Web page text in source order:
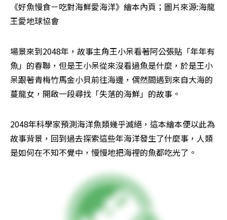
《好魚慢食－吃對海鮮愛海洋》繪本內頁；圖片來源:海龍
王愛地球協會
場景來到2048年，故事主角王小呆看著阿公張貼「年年有
魚」的春聯，但是王小呆從來沒看過魚是什麼，於是王小
呆跟著青梅竹馬金小貝前往海邊，偶然間遇到來自大海的
蔓龍女，開啟一段尋找「失落的海鮮」的故事。
2048年科學家預測海洋魚類幾乎滅絕，這本繪本便以此為
故事背景，回到過去探索這些年海洋發生了什麼事，人類
是如何在不知不覺中，慢慢地把海裡的魚都吃光了。